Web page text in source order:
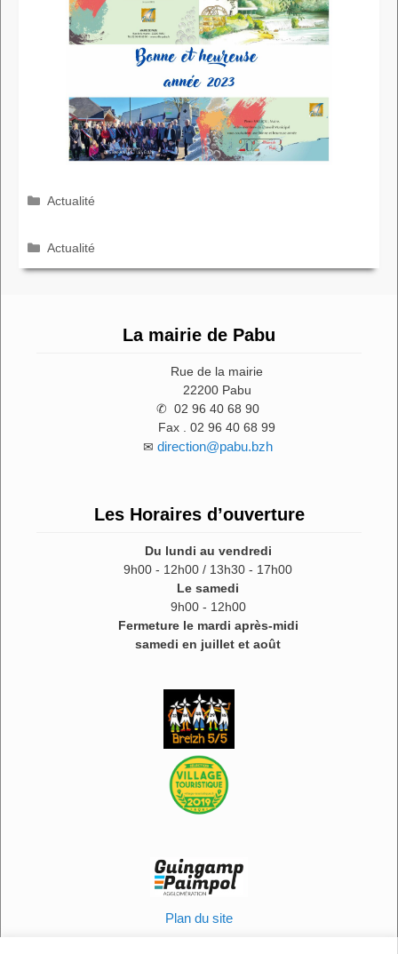
Catégories
Actualité
Catégories
Actualité
La mairie de Pabu
Rue de la mairie
22200 Pabu
✆ 02 96 40 68 90
Fax . 02 96 40 68 99
✉ direction@pabu.bzh
Les Horaires d’ouverture
Du lundi au vendredi
9h00 - 12h00 / 13h30 - 17h00
Le samedi
9h00 - 12h00
Fermeture le mardi après-midi
samedi en juillet et août
Plan du site